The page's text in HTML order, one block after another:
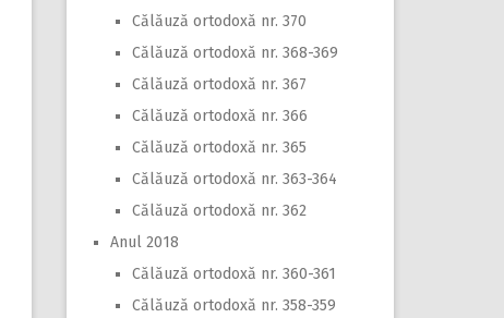
Călăuză ortodoxă nr. 370
Călăuză ortodoxă nr. 368-369
Călăuză ortodoxă nr. 367
Călăuză ortodoxă nr. 366
Călăuză ortodoxă nr. 365
Călăuză ortodoxă nr. 363-364
Călăuză ortodoxă nr. 362
Anul 2018
Călăuză ortodoxă nr. 360-361
Călăuză ortodoxă nr. 358-359